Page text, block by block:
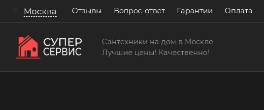
Москва Отзывы Вопрос-ответ Гарантии Оплата
Сантехники на дом в Москве
Лучшие цены! Качественно!